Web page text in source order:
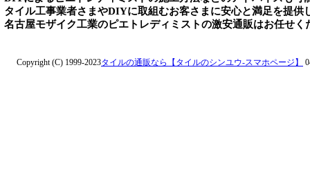
タイル工事業者さまやDIYに取組むお客さまに安心と満足を提供
名古屋モザイク工業のピエトレディミストの激安通販はお任せく
Copyright (C) 1999-2023タイルの通販なら【タイルのシンユウ-スマホページ】